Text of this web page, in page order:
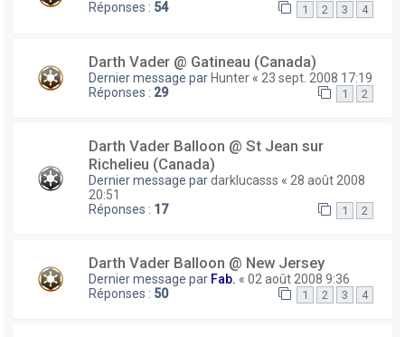
Réponses : 54 1 2 3 4
Darth Vader @ Gatineau (Canada)
Dernier message parHunter « 23 sept. 2008 17:19
Réponses : 29 1 2
Darth Vader Balloon @ St Jean sur
Richelieu (Canada)
Dernier message pardarklucasss « 28 août 2008
20:51
Réponses : 17 1 2
Darth Vader Balloon @ New Jersey
Dernier message par Fab. « 02 août 2008 9:36
Réponses : 50 1 2 3 4